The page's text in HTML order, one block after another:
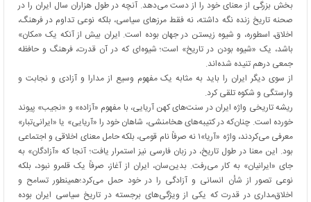
بخش بزرگی از معنای خود را از دست می‌دهد. آنچه در طول هزاران سال ایران را در
صحنه تاریخ زنده نگه داشته، نه فقط مرزهای سیاسی، بلکه نوعی تداوم در فرهنگ،
اخلاق، اسطوره، و شیوه زیستن در جهان بوده است. ایران بیش از آنکه یک «مکان»
باشد، یک «شیوه بودن در تاریخ» است؛ شیوه‌ای که در آن قدرت، فرهنگ و حافظه
جمعی درهم تنیده شده‌اند.
از سوی دیگر ایران را باید به‌ مثابه یک مفهوم وسیع از مدارا و آزادی و نجابت و
وارستگی و شکوه تلقی کرد.
ریشه تاریخی واژه ایران در سنت‌های کهن آریایی، با مفهوم «آزاده» و «نجیب» پیوند
خورده است. چنان‌که در کتیبه‌های هخامنشی، شاهان خود را «آریایی» یا «ایرانی‌تبار»
معرفی می‌کردند، واژه «آریا»۱ نه صرفاً نام قومی، بلکه حامل معنای اخلاقی و اجتماعی
بود. این معنا در طول تاریخ، در زبان فارسی نیز استمرار یافت؛ آنجا که «آزادگان» به
جای «ایرانیان» به کار می‌رفت. بدین‌سان، ایران از آغاز، صرفاً یک قلمرو نبود، بلکه
نوعی تصور از شأن انسانی و آزادگی را در خود حمل می‌کرد؛همینطور تسامح و
اخلاق‌مداری در قدرت که یکی از ویژگی‌های برجسته در تاریخ سیاسی ایران بوده